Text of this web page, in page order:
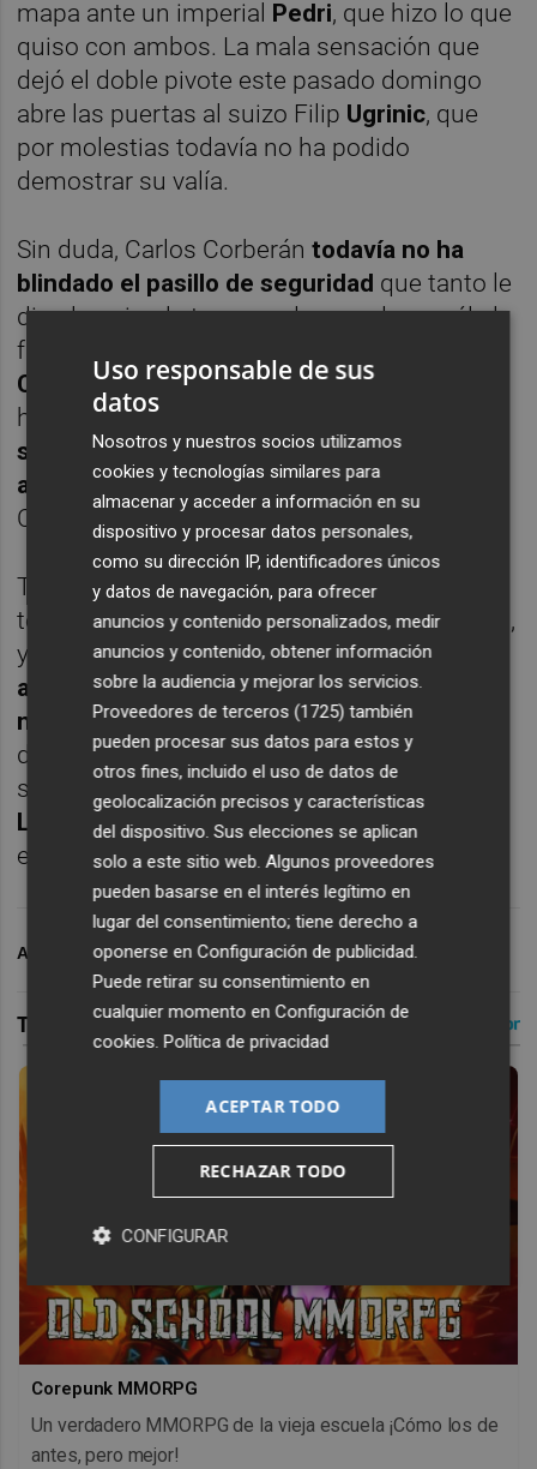
mapa ante un imperial Pedri, que hizo lo que
quiso con ambos. La mala sensación que
dejó el doble pivote este pasado domingo
abre las puertas al suizo Filip Ugrinic, que
por molestias todavía no ha podido
demostrar su valía.
Sin duda, Carlos Corberántodavía no ha
blindado el pasillo de seguridad que tanto le
dio al equipo la temporada pasada con él al
frente. Las bajas de
Cristhian Mosquera y Enzo Barrenechea
han pasado factura al equipo y, a día de hoy,
se ha perdido la consistencia que se
aprecióen la segunda vuelta con el de
Cheste.
Tal vez sea arriba donde más alternativas
tenga y mejor esté haciendo rendir al equipo,
ya quela mayoría de los jugadores de
ataque están enchufados aunque las cifras
no sean importantes. Sin ir más lejos, uno
de los valencianistas que está
sorprendiendo en estos primeros días es
Lucas Beltrán, el único que queda por meter
en dinámica.
ARCHIVADO EN VALENCIA CF
Corepunk MMORPG
Un verdadero MMORPG de la vieja escuela ¡Cómo los de
antes, pero mejor!
Uso responsable de sus
datos
Nosotros y nuestros socios utilizamos
cookies y tecnologías similares para
almacenar y acceder a información en su
dispositivo y procesar datos personales,
como su dirección IP, identificadores únicos
y datos de navegación, para ofrecer
anuncios y contenido personalizados, medir
anuncios y contenido, obtener información
sobre la audiencia y mejorar los servicios.
Proveedores de terceros (1725) también
pueden procesar sus datos para estos y
otros fines, incluido el uso de datos de
geolocalización precisos y características
del dispositivo. Sus elecciones se aplican
solo a este sitio web. Algunos proveedores
pueden basarse en el interés legítimo en
lugar del consentimiento; tiene derecho a
oponerse enConfiguración de publicidad.
Puede retirar su consentimiento en
cualquier momento enConfiguración de
cookies.Política de privacidad
ACEPTAR TODO
RECHAZAR TODO
CONFIGURAR